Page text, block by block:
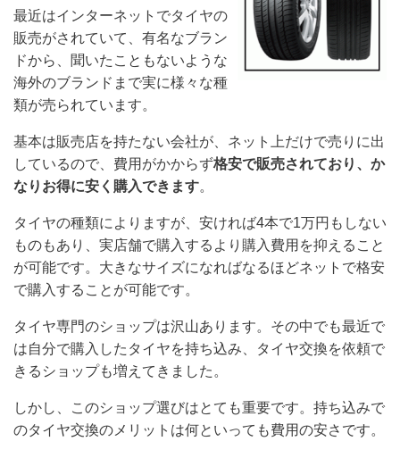
最近はインターネットでタイヤの
販売がされていて、有名なブラン
ドから、聞いたこともないような
海外のブランドまで実に様々な種
類が売られています。
基本は販売店を持たない会社が、ネット上だけで売りに出
しているので、費用がかからず格安で販売されており、か
なりお得に安く購入できます。
タイヤの種類によりますが、安ければ4本で1万円もしない
ものもあり、実店舗で購入するより購入費用を抑えること
が可能です。大きなサイズになればなるほどネットで格安
で購入することが可能です。
タイヤ専門のショップは沢山あります。その中でも最近で
は自分で購入したタイヤを持ち込み、タイヤ交換を依頼で
きるショップも増えてきました。
しかし、このショップ選びはとても重要です。持ち込みで
のタイヤ交換のメリットは何といっても費用の安さです。